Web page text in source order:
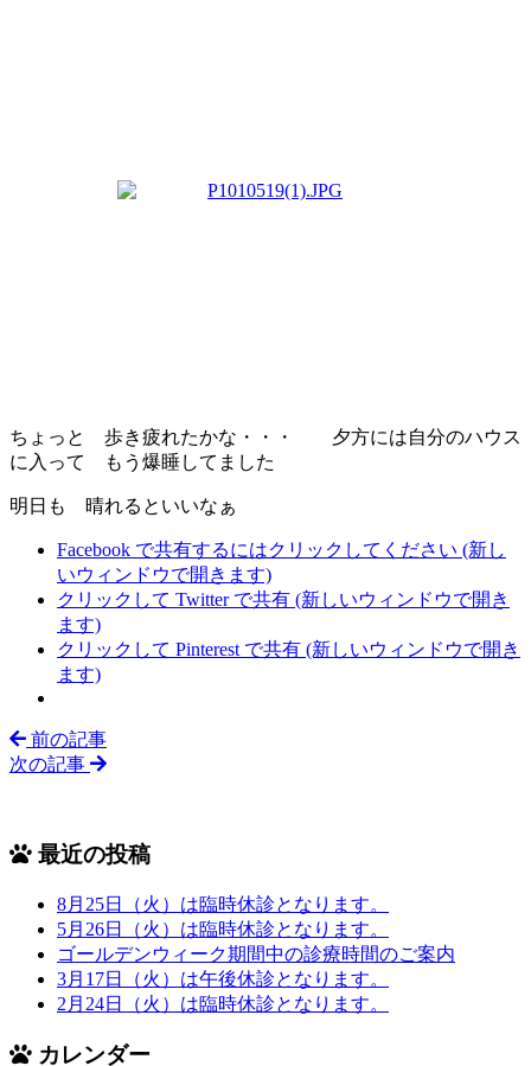
ちょっと 歩き疲れたかな・・・ 夕方には自分のハウス
に入って もう爆睡してました
明日も 晴れるといいなぁ
Facebook で共有するにはクリックしてください (新し
いウィンドウで開きます)
クリックして Twitter で共有 (新しいウィンドウで開き
ます)
クリックして Pinterest で共有 (新しいウィンドウで開き
ます)
前の記事
次の記事
最近の投稿
8月25日（火）は臨時休診となります。
5月26日（火）は臨時休診となります。
ゴールデンウィーク期間中の診療時間のご案内
3月17日（火）は午後休診となります。
2月24日（火）は臨時休診となります。
カレンダー